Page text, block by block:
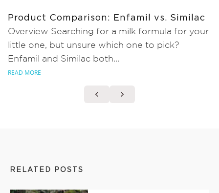
Product Comparison: Enfamil vs. Similac
Overview Searching for a milk formula for your
little one, but unsure which one to pick?
Enfamil and Similac both...
READ MORE
RELATED POSTS